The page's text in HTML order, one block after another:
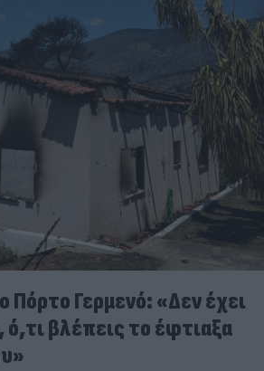
Γερμενό: «Δεν έχει
ό,τι βλέπεις το έφτιαξα